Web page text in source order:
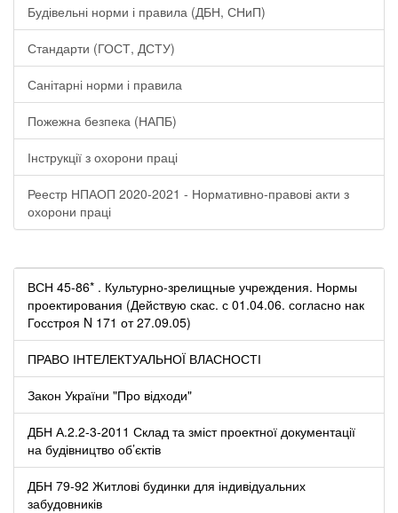
Будівельні норми і правила (ДБН, СНиП)
Стандарти (ГОСТ, ДСТУ)
Санітарні норми і правила
Пожежна безпека (НАПБ)
Інструкції з охорони праці
Реестр НПАОП 2020-2021 - Нормативно-правові акти з
охорони праці
ВСН 45-86* . Культурно-зрелищные учреждения. Нормы
проектирования (Действую скас. с 01.04.06. согласно нак
Госстроя N 171 от 27.09.05)
ПРАВО ІНТЕЛЕКТУАЛЬНОЇ ВЛАСНОСТІ
Закон України "Про відходи"
ДБН А.2.2-3-2011 Склад та зміст проектної документації
на будівництво об’єктів
ДБН 79-92 Житлові будинки для індивідуальних
забудовників